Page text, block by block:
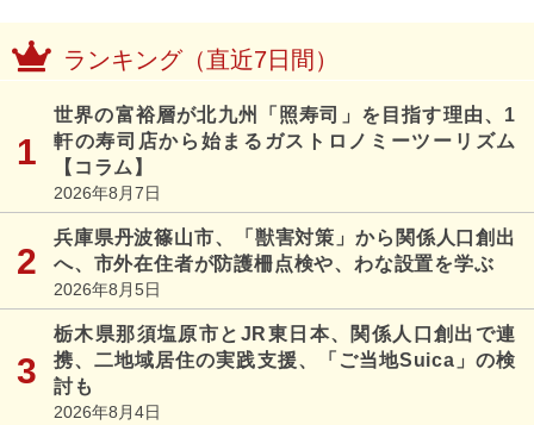
ランキング（直近7日間）
世界の富裕層が北九州「照寿司」を目指す理由、1
軒の寿司店から始まるガストロノミーツーリズム
【コラム】
2026年8月7日
兵庫県丹波篠山市、「獣害対策」から関係人口創出
へ、市外在住者が防護柵点検や、わな設置を学ぶ
2026年8月5日
栃木県那須塩原市とJR東日本、関係人口創出で連
携、二地域居住の実践支援、「ご当地Suica」の検
討も
2026年8月4日